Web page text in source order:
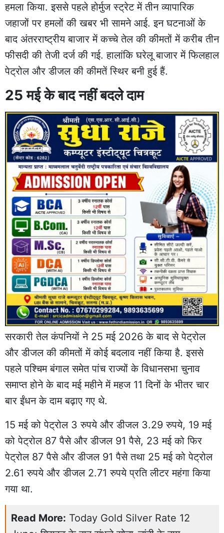
हमला किया. इससे पहले होर्मुज स्ट्रेट में तीन व्यापारिक
जहाजों पर हमलों की खबर भी सामने आई. इन घटनाओं के
बाद अंतरराष्ट्रीय बाजार में कच्चे तेल की कीमतों में करीब तीन
फीसदी की तेजी दर्ज की गई. हालांकि घरेलू बाजार में फिलहाल
पेट्रोल और डीजल की कीमतें स्थिर बनी हुई हैं.
25 मई के बाद नहीं बदले दाम
सरकारी तेल कंपनियों ने 25 मई 2026 के बाद से पेट्रोल
और डीजल की कीमतों में कोई बदलाव नहीं किया है. इससे
पहले पश्चिम बंगाल समेत पांच राज्यों के विधानसभा चुनाव
समाप्त होने के बाद मई महीने में महज 11 दिनों के भीतर चार
बार ईंधन के दाम बढ़ाए गए थे.
15 मई को पेट्रोल 3 रुपये और डीजल 3.29 रुपये, 19 मई
को पेट्रोल 87 पैसे और डीजल 91 पैसे, 23 मई को फिर
पेट्रोल 87 पैसे और डीजल 91 पैसे तथा 25 मई को पेट्रोल
2.61 रुपये और डीजल 2.71 रुपये प्रति लीटर महंगा किया
गया था.
Read More: Today Gold Silver Rate 12